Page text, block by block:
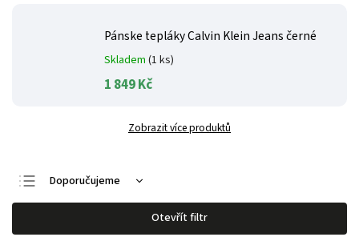
Pánske tepláky Calvin Klein Jeans černé
Skladem (1 ks)
1 849 Kč
Zobrazit více produktů
Doporučujeme
Nejlevnější
Nejdražší
Otevřít filtr